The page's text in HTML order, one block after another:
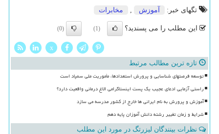
تگهای خبر:
آموزش , مخابرات
این مطلب را می پسندید؟ (1)
(0)
x
تازه ترین مطالب مرتبط
توسعه فرصتهای شناسایی و پرورش استعدادها، مأموریت ملی سمپاد است
راستی آزمایی ادعای عجیب یک پست اینستاگرامی الاغ درمانی واقعیت دارد؟
آموزش و پرورش به نام ایرانی ها خارج از کشور مدرسه می سازد
شرایط و زمان تغییر رشته دانش آموزان پایه دهم
نظرات بینندگان لیزرتگ در مورد این مطلب